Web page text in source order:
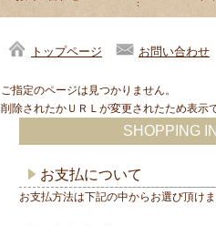
トップページ お問い合わせ
ご指定のページは見つかりません。
削除されたかＵＲＬが変更されたため表示
SHOPPING
お支払について
お支払方法は下記の中からお選び頂けま